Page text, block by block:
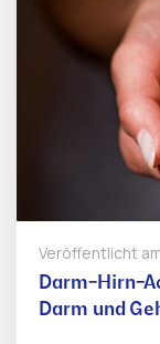
Veröffentlicht
Darm-Hirn-
Darm und